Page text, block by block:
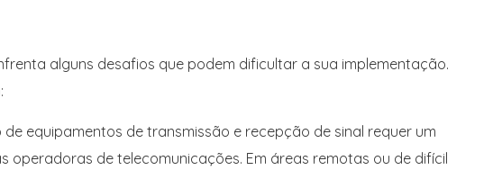
alguns desafios que podem dificultar a sua implementação.
equipamentos de transmissão e recepção de sinal requer um
operadoras de telecomunicações. Em áreas remotas ou de difícil